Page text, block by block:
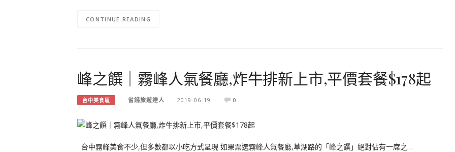
CONTINUE READING
峰之饌｜霧峰人氣餐廳,炸牛排新上市,平價套餐$178起
台中美食區 省錢旅遊達人 2019-06-19 0
台中霧峰美食不少,但多數都以小吃方式呈現 如果票選霧峰人氣餐廳,草湖路的「峰之饌」絕對佔有一席之…